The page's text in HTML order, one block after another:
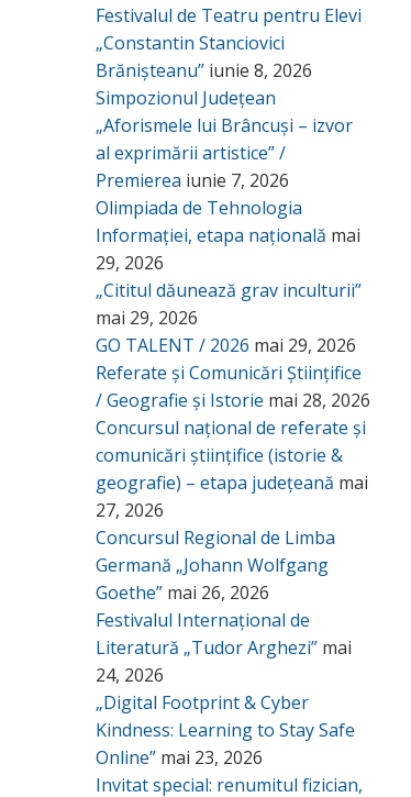
Festivalul de Teatru pentru Elevi
„Constantin Stanciovici
Brănișteanu” iunie 8, 2026
Simpozionul Județean
„Aforismele lui Brâncuși – izvor
al exprimării artistice” /
Premierea iunie 7, 2026
Olimpiada de Tehnologia
Informației, etapa națională mai
29, 2026
„Cititul dăunează grav inculturii”
mai 29, 2026
GO TALENT / 2026 mai 29, 2026
Referate și Comunicări Științifice
/ Geografie și Istorie mai 28, 2026
Concursul național de referate și
comunicări științifice (istorie &
geografie) – etapa județeană mai
27, 2026
Concursul Regional de Limba
Germană „Johann Wolfgang
Goethe” mai 26, 2026
Festivalul Internațional de
Literatură „Tudor Arghezi” mai
24, 2026
„Digital Footprint & Cyber
Kindness: Learning to Stay Safe
Online” mai 23, 2026
Invitat special: renumitul fizician,